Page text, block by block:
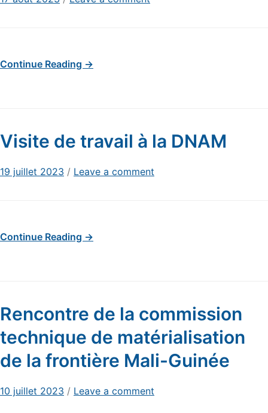
Continue Reading →
Visite de travail à la DNAM
19 juillet 2023 / Leave a comment
Continue Reading →
Rencontre de la commission
technique de matérialisation
de la frontière Mali-Guinée
10 juillet 2023 / Leave a comment